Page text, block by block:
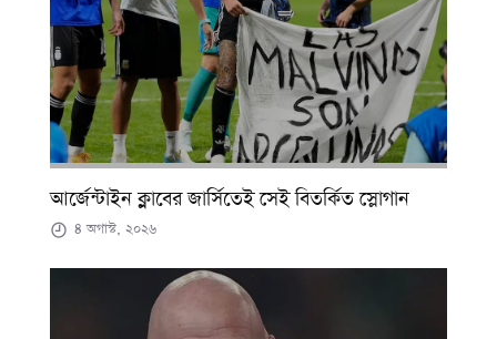
আর্জেন্টাইন ক্লাবের জার্সিতেই সেই বিতর্কিত স্লোগান
৪ অগাস্ট, ২০২৬